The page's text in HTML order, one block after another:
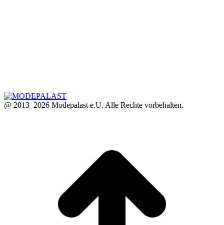
@ 2013–2026 Modepalast e.U. Alle Rechte vorbehalten.